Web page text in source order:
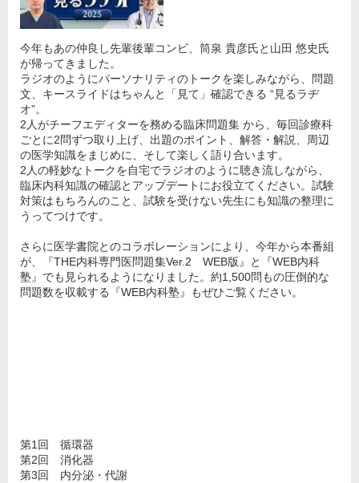
今年もあの仲良し先輩後輩コンビ、筒泉 貴彦氏と山田 悠史氏
が帰ってきました。
ラジオのようにパーソナリティのトークを楽しみながら、問題
文、キースライドはちゃんと「見て」確認できる “見るラヂ
オ”。
2人がチーフエディターを務める臨床問題集 から、毎回診療科
ごとに2問ずつ取り上げ、出題のポイント、解答・解説、周辺
の医学知識をまじめに、そして楽しく語り合います。
2人の軽妙なトークを自宅でラジオのように聴き流しながら、
臨床内科知識の確認とアップデートにお役立てください。試験
対策はもちろんのこと、試験を受けない先生にも知識の整理に
うってつけです。
さらに医学書院とのコラボレーションにより、今年から本番組
が、『THE内科専門医問題集Ver.2 WEB版』と『WEB内科
塾』でも見られるようになりました。約1,500問もの圧倒的な
問題数を収載する『WEB内科塾』もぜひご覧ください。
第1回 循環器
第2回 消化器
第3回 内分泌・代謝